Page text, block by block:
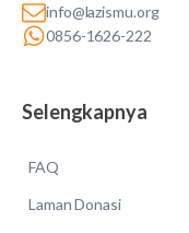
info@lazismu.org
0856-1626-222
Selengkapnya
FAQ
Laman Donasi